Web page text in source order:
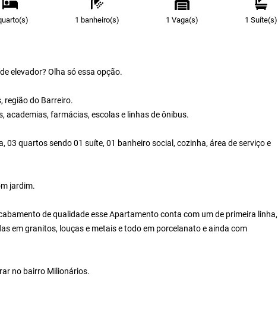
1 banheiro(s) 1 Vaga(s) 1 Suíte(s)
elevador? Olha só essa opção.
região do Barreiro.
academias, farmácias, escolas e linhas de ônibus.
03 quartos sendo 01 suíte, 01 banheiro social, cozinha, área de serviço e
jardim.
de qualidade esse Apartamento conta com um de primeira linha,
em granitos, louças e metais e todo em porcelanato e ainda com
no bairro Milionários.